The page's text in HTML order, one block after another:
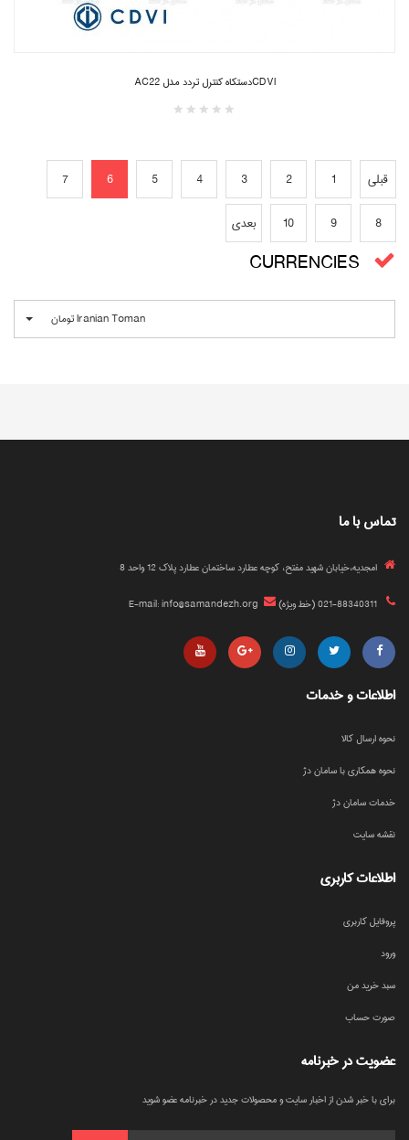
CDVIدستکاه کنترل تردد مدل AC22
قبلی 1
2
3
4
5
6
7
8
9
10 بعدی
CURRENCIES
Iranian Toman تومان
تماس با ما
امجدیه،خیابان شهید مفتح، کوچه عطارد ساختمان عطارد پلاک 12 واحد 8
021-88340311 (خط ویژه)
E-mail: info@samandezh.org
اطلاعات و خدمات
نحوه ارسال کالا
نحوه همکاری با سامان دژ
خدمات سامان دژ
نقشه سایت
اطلاعات کاربری
پروفایل کاربری
ورود
سبد خرید من
صورت حساب
عضویت در خبرنامه
برای با خبر شدن از اخبار سایت و محصولات جدید در خبرنامه عضو شوید